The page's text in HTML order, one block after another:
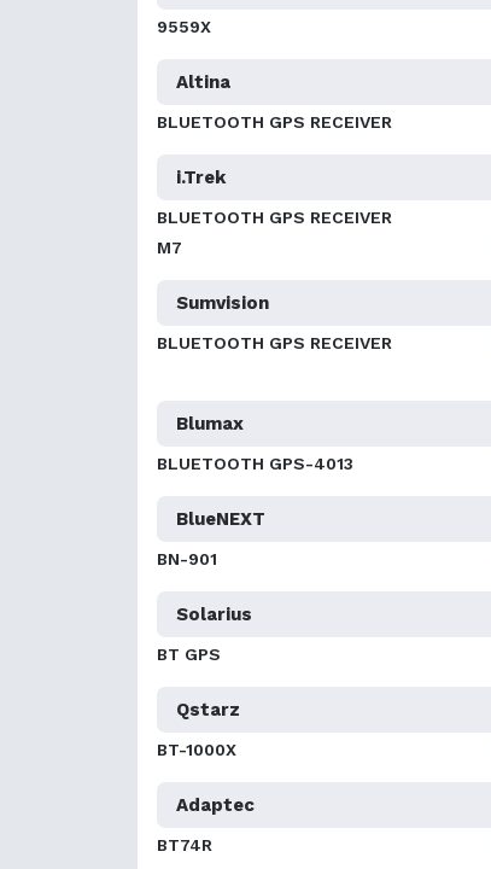
9559X
Altina
BLUETOOTH GPS RECEIVER
i.Trek
BLUETOOTH GPS RECEIVER
M7
Sumvision
BLUETOOTH GPS RECEIVER
Blumax
BLUETOOTH GPS-4013
BlueNEXT
BN-901
Solarius
BT GPS
Qstarz
BT-1000X
Adaptec
BT74R